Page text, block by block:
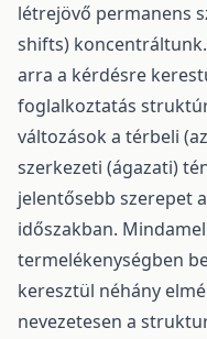
létrejövő permanens
shifts)
arra a kérdésre
foglalkoztatás
változások a térbeli
szerkezeti (ágazati)
jelentősebb szerepet
időszakban.
termelékenységben
keresztül néhány
nevezetesen a